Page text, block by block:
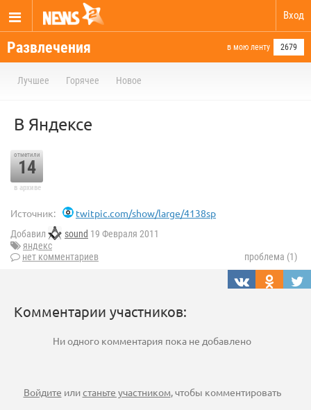
Вход
Развлечения в мою ленту 2679
Лучшее Горячее Новое
В Яндексе
отметили
14
в архиве
Источник: twitpic.com/show/large/4138sp
Добавил sound 19 Февраля 2011
яндекс
нет комментариев
проблема (1)
Комментарии участников:
Ни одного комментария пока не добавлено
Войдите илистаньте участником, чтобы комментировать